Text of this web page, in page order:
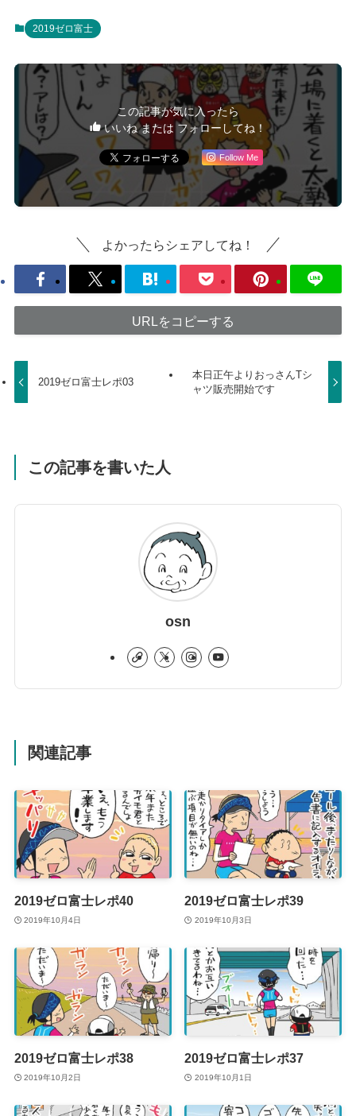
2019ゼロ富士
この記事が気に入ったら
いいね または フォローしてね！
Follow Me
よかったらシェアしてね！
URLをコピーする
2019ゼロ富士レポ03
本日正午よりおっさんTシ
ャツ販売開始です
この記事を書いた人
osn
関連記事
2019ゼロ富士レポ40
2019年10月4日
2019ゼロ富士レポ39
2019年10月3日
2019ゼロ富士レポ38
2019年10月2日
2019ゼロ富士レポ37
2019年10月1日